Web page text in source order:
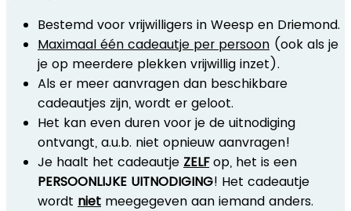
Bestemd voor vrijwilligers in Weesp en Driemond.
Maximaal één cadeautje per persoon (ook als je
je op meerdere plekken vrijwillig inzet).
Als er meer aanvragen dan beschikbare
cadeautjes zijn, wordt er geloot.
Het kan even duren voor je de uitnodiging
ontvangt, a.u.b. niet opnieuw aanvragen!
Je haalt het cadeautje ZELFop, het is een
PERSOONLIJKE UITNODIGING! Het cadeautje
wordt niet meegegeven aan iemand anders.